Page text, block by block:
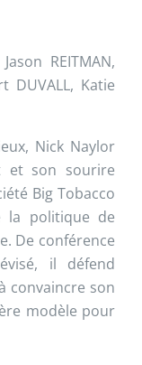
REITMAN,
DUVALL, Katie
Nick Naylor
et son sourire
Big Tobacco
la politique de
De conférence
il défend
convaincre son
modèle pour